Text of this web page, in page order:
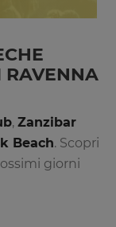
RAVENNA
, Zanzibar
Beach. Scopri
giorni